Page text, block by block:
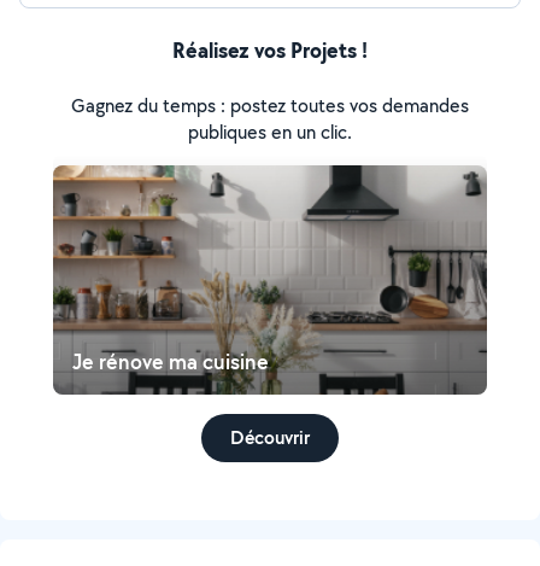
Réalisez vos Projets !
Gagnez du temps : postez toutes vos demandes
publiques en un clic.
Je rénove ma cuisine
Découvrir